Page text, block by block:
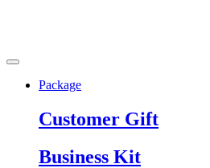
Package
Customer Gift
Business Kit